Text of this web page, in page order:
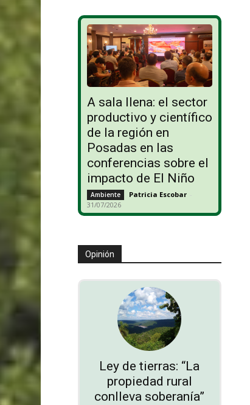
A sala llena: el sector
productivo y científico
de la región en
Posadas en las
conferencias sobre el
impacto de El Niño
Ambiente Patricia Escobar -
31/07/2026
Opinión
Ley de tierras: “La
propiedad rural
conlleva soberanía”